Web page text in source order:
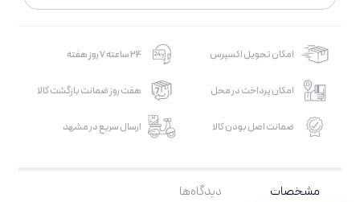
امکان تحویل اکسپرس 24 ساعته 7 روز هفته
امکان پرداخت در محل هفت روز ضمانت بازگشت کالا
ضمانت اصل بودن کالا ارسال سریع در مشهد
مشخصات دیدگاه‌ها